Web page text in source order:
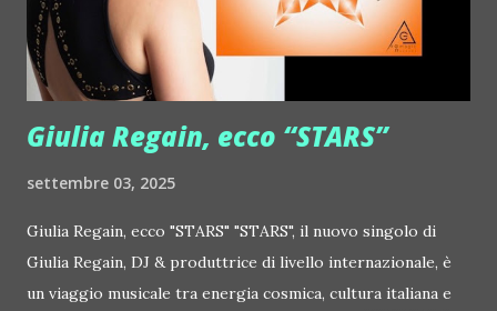
http://www.myspace.com/colorstrip Jon Hopkins ::
http://www.myspace.com/jonhopkins Le Luci della
Centrale Elettrica Loco Dice ::
http://www.myspace.com/locod...
Giulia Regain, ecco “STARS”
settembre 03, 2025
Giulia Regain, ecco "STARS" "STARS", il nuovo singolo di
Giulia Regain, DJ & produttrice di livello internazionale, è
un viaggio musicale tra energia cosmica, cultura italiana e